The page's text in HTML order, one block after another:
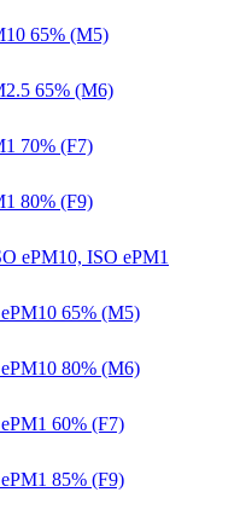
65% (M5)
65% (M6)
70% (F7)
80% (F9)
ePM10, ISO ePM1
65% (M5)
80% (M6)
60% (F7)
85% (F9)